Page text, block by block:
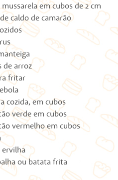
em cubos de 2 cm
caldo de camarão
de arroz
fritar
cozida, em cubos
verde em cubos
vermelho em cubos
ervilha
ou batata frita